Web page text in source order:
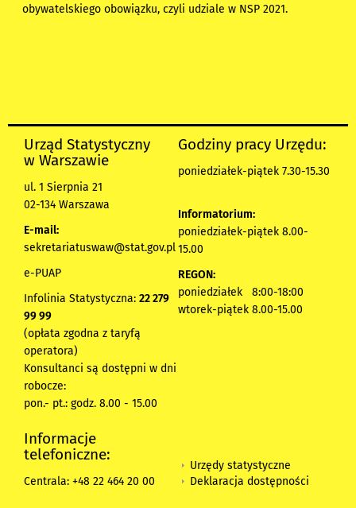
obywatelskiego obowiązku, czyli udziale w NSP 2021.
Urząd Statystyczny
w Warszawie
ul. 1 Sierpnia 21
02-134 Warszawa
E-mail:
sekretariatuswaw@stat.gov.pl
e-PUAP
Infolinia Statystyczna: 22 279
99 99
(opłata zgodna z taryfą
operatora)
Konsultanci są dostępni w dni
robocze:
pon.- pt.: godz. 8.00 - 15.00
Godziny pracy Urzędu:
poniedziałek-piątek 7.30-15.30
Informatorium:
poniedziałek-piątek 8.00-
15.00
REGON:
poniedziałek 8:00-18:00
wtorek-piątek 8.00-15.00
Informacje
telefoniczne:
Centrala: +48 22 464 20 00
Urzędy statystyczne
Deklaracja dostępności